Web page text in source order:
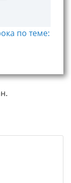
по теме: